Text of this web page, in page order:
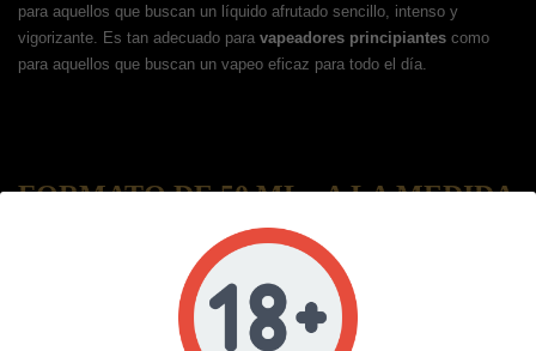
para aquellos que buscan un líquido afrutado sencillo, intenso y
vigorizante. Es tan adecuado para vapeadores principiantes como
para aquellos que buscan un vapeo eficaz para todo el día.
FORMATO DE 50 ML - A LA MEDIDA
DE SUS ANTOJOS
viene en una botella de 50ml sin nicotina, listo
para potenciar según tus preferencias. Añade un potenciador para
alcanzar unos 3mg, o dos para acercarte a los 6mg. Gracias a su